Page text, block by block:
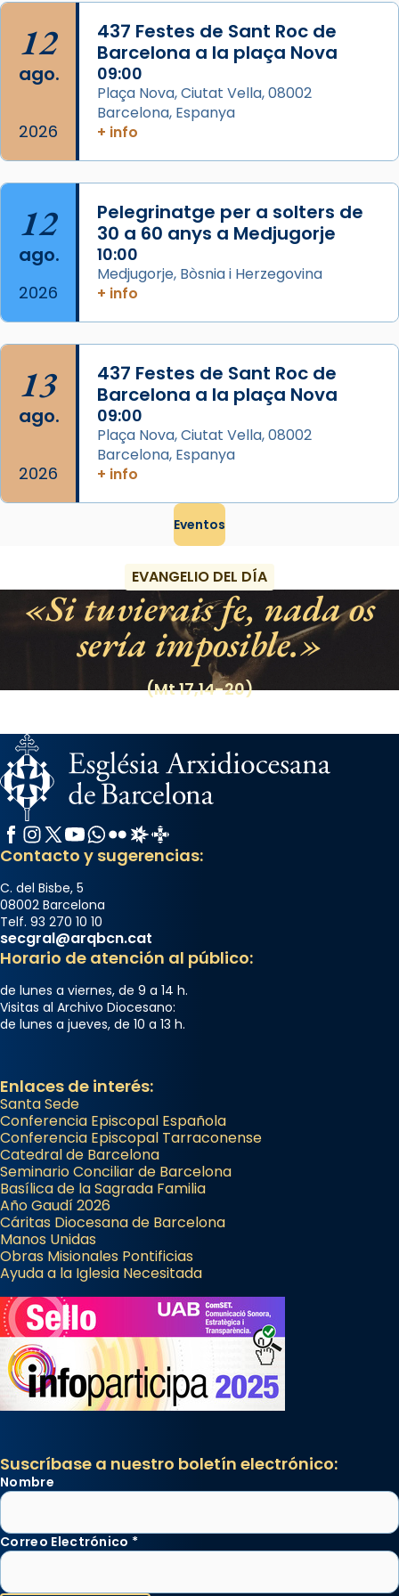
Acompanyant la història de sant Cugat, a
partir de l’Edat Mitjana sorgeix la tradició
que les santes Juliana (“relatiu a Júlia”) i
Semproniana (“relatiu a Semprònia =
eterna”) són deixebles seves. I l’any 1667, el
frare Joan Gaspar Roig, afirma en una obra
que les santes són filles de l’antiga Iluro.
Mataró en reivindicarà les relíq
Foto
View on Facebook ·
12
ago.
2026
437 Festes de Sant Roc de
Barcelona a la plaça Nova
09:00
Plaça Nova, Ciutat Vella, 08002
Barcelona, Espanya
+ info
12
ago.
2026
Pelegrinatge per a solters de
30 a 60 anys a Medjugorje
10:00
Medjugorje, Bòsnia i Herzegovina
+ info
13
ago.
2026
437 Festes de Sant Roc de
Barcelona a la plaça Nova
09:00
Plaça Nova, Ciutat Vella, 08002
Barcelona, Espanya
+ info
Eventos
EVANGELIO DEL DÍA
Si tuvierais fe, nada os
sería imposible.
(Mt 17,14-20)
Facebook
Instagram
X / Twitter
YouTube
WhatsApp
FlickrRadio Estel
Catalunya Cristiana
Contacto y sugerencias:
C. del Bisbe, 5
08002 Barcelona
Telf. 93 270 10 10
secgral@arqbcn.cat
Horario de atención al público:
de lunes a viernes, de 9 a 14 h.
Visitas al Archivo Diocesano:
de lunes a jueves, de 10 a 13 h.
Enlaces de interés:
Santa Sede
Conferencia Episcopal Española
Conferencia Episcopal Tarraconense
Catedral de Barcelona
Seminario Conciliar de Barcelona
Basílica de la Sagrada Familia
Año Gaudí 2026
Cáritas Diocesana de Barcelona
Manos Unidas
Obras Misionales Pontificias
Ayuda a la Iglesia Necesitada
Suscríbase a nuestro boletín electrónico:
Nombre
Correo Electrónico *